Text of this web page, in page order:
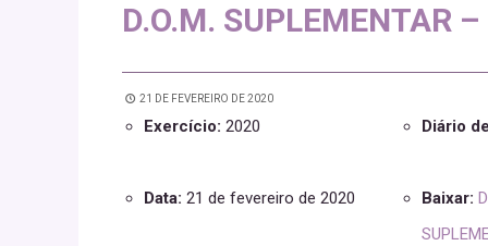
D.O.M. SUPLEMENTAR
21 DE FEVEREIRO DE 2020
Exercício: 2020 Diário
Data: 21 de fevereiro de 2020 Baixar: